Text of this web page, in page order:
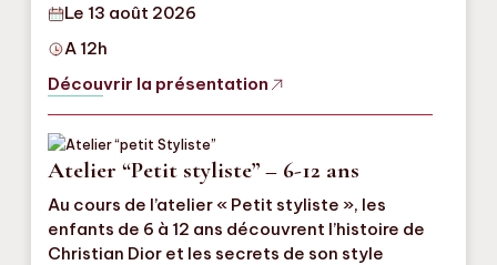
Le 13 août 2026
A 12h
Découvrir la présentation
Atelier “Petit styliste” – 6-12 ans
Au cours de l’atelier « Petit styliste », les
enfants de 6 à 12 ans découvrent l’histoire de
Christian Dior et les secrets de son style